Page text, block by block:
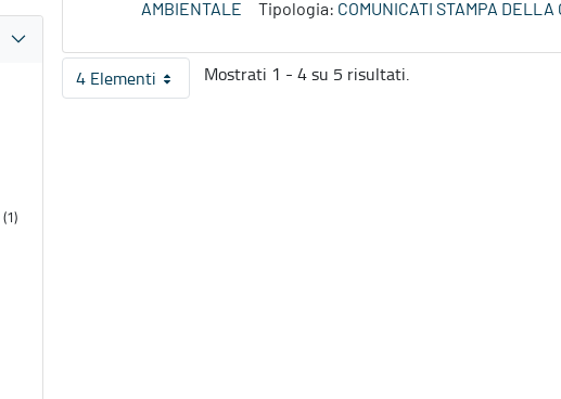
(1)
AMBIENTALE
Tipologia: COMUNICATI STAMPA DELLA
4 ElementiPer pagina
Mostrati 1 - 4 su 5 risultati.